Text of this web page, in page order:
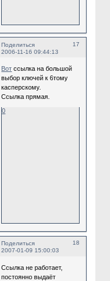
Поделиться
17
2006-11-16 09:44:13
Вот ссылка на большой
выбор ключей к 6тому
касперскому.
Ссылка прямая.
0
Поделиться
18
2007-01-09 15:00:03
Ccылка не работает,
постоянно выдаёт